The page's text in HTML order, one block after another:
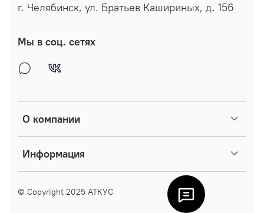
О компании
Информация
г. Челябинск, ул. Братьев Кашириных, д. 156
Мы в соц. сетях
© Copyright 2025 АТКУС